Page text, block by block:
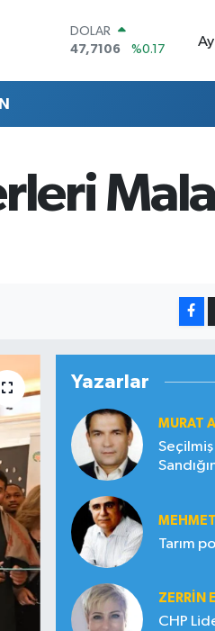
DOLAR
47,7106
%0.17
BİST100
13.773
%-19
BITCOIN
Yazarlar
MURAT
Tarım
ZERRIN
CHP